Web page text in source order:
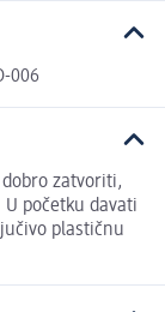
006
zatvoriti,
početku davati
plastičnu